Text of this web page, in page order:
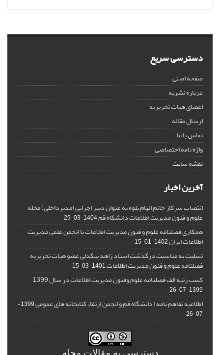
دسترسی سریع
صفحه اصلی
درباره نشریه
اعضای هیات تحریریه
ارسال مقاله
تماس با ما
واژه نامه اختصاصی
نقشه سایت
آخرین اخبار
انتصاب سرکار خانم الهام یلوه به عنوان دبیر اجرایی (مدیرداخلی) مجله
علوم و فنون مدیریت اطلاعات دانشگاه قم1404-03-29
همکاری فصلنامه علوم و فنون مدیریت اطلاعات با انجمن علمی مدیریت
اطلاعات ایران1402-01-15
تسلیت به مناسبت درگذشت استاد زاهد بیگدلی عضو هیات تحریریه
فصلنامه علوم و فنون مدیریت اطلاعات1401-03-15
کسب رتبه الف فصلنامه علوم وفنون مدیریت اطلاعات در سال 1399
1399-07-26
اطلاعیه تفاهم نامه ا دانشگاه قم و انجمن ارتقاء کتابخانه های عمومی
1399-
07-26
دسترسی به مقالات مجله